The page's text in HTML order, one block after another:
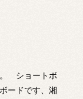
。 ショートボ
ードです、湘